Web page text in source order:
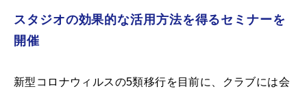
スタジオの効果的な活用方法を得るセミナーを
開催
新型コロナウィルスの5類移行を目前に、クラブには会